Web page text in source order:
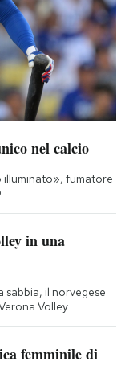
nel calcio
fumatore
in una
sabbia, il norvegese
Volley
femminile di